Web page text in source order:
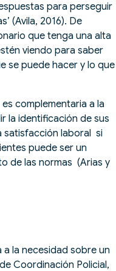
para perseguir
(Avila, 2016). De
que tenga una alta
viendo para saber
se puede hacer y lo que
complementaria a la
la identificación de sus
satisfacción laboral si
puede ser un
de las normas (Arias y
la necesidad sobre un
Coordinación Policial,